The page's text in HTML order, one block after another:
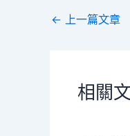
← 上一篇文章
相關